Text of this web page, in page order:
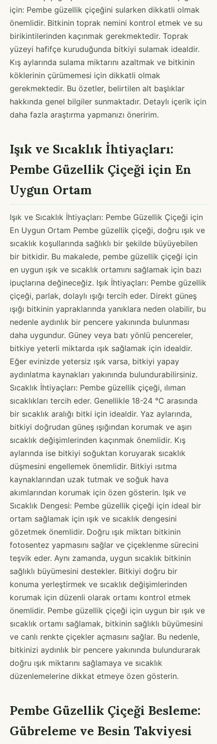
için: Pembe güzellik çiçeğini sularken dikkatli olmak
önemlidir. Bitkinin toprak nemini kontrol etmek ve su
birikintilerinden kaçınmak gerekmektedir. Toprak
yüzeyi hafifçe kuruduğunda bitkiyi sulamak idealdir.
Kış aylarında sulama miktarını azaltmak ve bitkinin
köklerinin çürümemesi için dikkatli olmak
gerekmektedir. Bu özetler, belirtilen alt başlıklar
hakkında genel bilgiler sunmaktadır. Detaylı içerik için
daha fazla araştırma yapmanızı öneririm.
Işık ve Sıcaklık İhtiyaçları:
Pembe Güzellik Çiçeği için En
Uygun Ortam
Işık ve Sıcaklık İhtiyaçları: Pembe Güzellik Çiçeği için
En Uygun Ortam Pembe güzellik çiçeği, doğru ışık ve
sıcaklık koşullarında sağlıklı bir şekilde büyüyebilen
bir bitkidir. Bu makalede, pembe güzellik çiçeği için
en uygun ışık ve sıcaklık ortamını sağlamak için bazı
ipuçlarına değineceğiz. Işık İhtiyaçları: Pembe güzellik
çiçeği, parlak, dolaylı ışığı tercih eder. Direkt güneş
ışığı bitkinin yapraklarında yanıklara neden olabilir, bu
nedenle aydınlık bir pencere yakınında bulunması
daha uygundur. Güney veya batı yönlü pencereler,
bitkiye yeterli miktarda ışık sağlamak için idealdir.
Eğer evinizde yetersiz ışık varsa, bitkiyi yapay
aydınlatma kaynakları yakınında bulundurabilirsiniz.
Sıcaklık İhtiyaçları: Pembe güzellik çiçeği, ılıman
sıcaklıkları tercih eder. Genellikle 18-24 °C arasında
bir sıcaklık aralığı bitki için idealdir. Yaz aylarında,
bitkiyi doğrudan güneş ışığından korumak ve aşırı
sıcaklık değişimlerinden kaçınmak önemlidir. Kış
aylarında ise bitkiyi soğuktan koruyarak sıcaklık
düşmesini engellemek önemlidir. Bitkiyi ısıtma
kaynaklarından uzak tutmak ve soğuk hava
akımlarından korumak için özen gösterin. Işık ve
Sıcaklık Dengesi: Pembe güzellik çiçeği için ideal bir
ortam sağlamak için ışık ve sıcaklık dengesini
gözetmek önemlidir. Doğru ışık miktarı bitkinin
fotosentez yapmasını sağlar ve çiçeklenme sürecini
teşvik eder. Aynı zamanda, uygun sıcaklık bitkinin
sağlıklı büyümesini destekler. Bitkiyi doğru bir
konuma yerleştirmek ve sıcaklık değişimlerinden
korumak için düzenli olarak ortamı kontrol etmek
önemlidir. Pembe güzellik çiçeği için uygun bir ışık ve
sıcaklık ortamı sağlamak, bitkinin sağlıklı büyümesini
ve canlı renkte çiçekler açmasını sağlar. Bu nedenle,
bitkinizi aydınlık bir pencere yakınında bulundurarak
doğru ışık miktarını sağlamaya ve sıcaklık
düzenlemelerine dikkat etmeye özen gösterin.
Pembe Güzellik Çiçeği Besleme:
Gübreleme ve Besin Takviyesi